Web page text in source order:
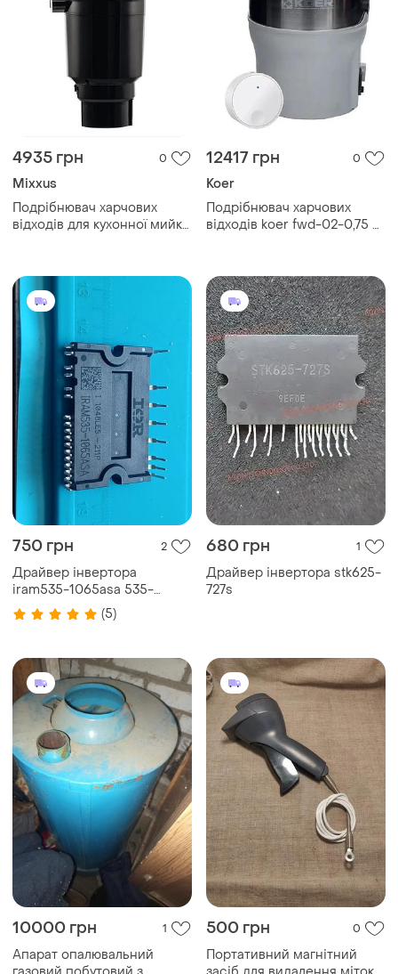
4935 грн 0
Mixxus
Подрібнювач харчових
відходів для кухонної мийки
12417 грн 0
Koer
Подрібнювач харчових
відходів koer fwd-02-0,75 —
750 грн 2
Драйвер інвертора
iram535-1065asa 535-
1065as
(5)
680 грн 1
Драйвер інвертора stk625-
727s
10000 грн 1
Апарат опалювальний
500 грн 0
Портативний магнітний